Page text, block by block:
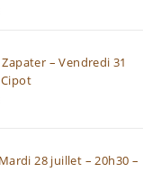
– Vendredi 31
28 juillet – 20h30 –